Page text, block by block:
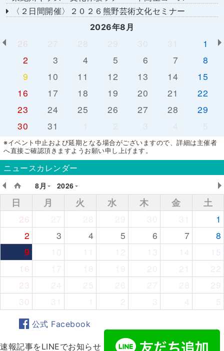
〈２日間開催〉２０２６熊野芸術文化セミナー
2026年8月
26
1
2
3 4 5 6 7
8
9
10 11 12 13 14
15
16
17 18 19 20 21
22
23
24 25 26 27 28
29
30
31 5
※イベント中止および延期となる場合がございますので、詳細は主催者
へ直接ご確認頂きますようお願い申し上げます。
ニュースカレンダー
8月
2026
日 月 火 水 木 金
土
26
1
2
3 4 5 6 7
8
9
15
16
22
23
29
30
5
公式 Facebook
速報記事をLINEでお知らせ